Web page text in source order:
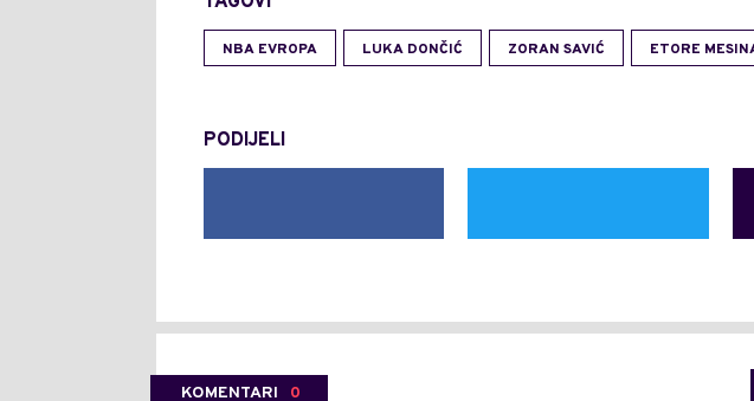
NBA EVROPA LUKA DONČIĆ ZORAN SAVIĆ ETORE
PODIJELI
KOMENTARI 0